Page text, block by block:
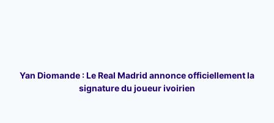
Yan Diomande : Le Real Madrid annonce officiellement la
signature du joueur ivoirien